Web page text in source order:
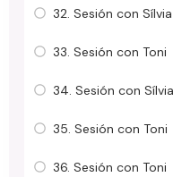
32. Sesión con Sílvia
33. Sesión con Toni
34. Sesión con Sílvia
35. Sesión con Toni
36. Sesión con Toni